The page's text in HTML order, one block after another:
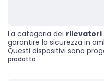
La categoria dei rilevatori
garantire la sicurezza in
Questi dispositivi sono
tempestivamente
prodotto